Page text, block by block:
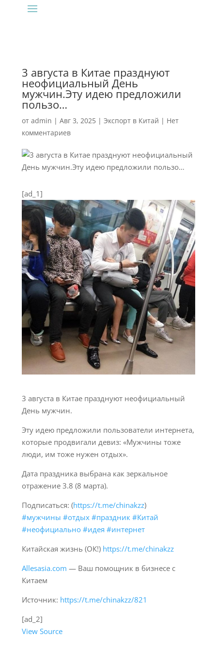
3 августа в Китае празднуют
неофициальный День
мужчин.Эту идею предложили
пользо…
от admin | Авг 3, 2025| Экспорт в Китай | Нет
комментариев
[ad_1]
3 августа в Китае празднуют неофициальный
День мужчин.
Эту идею предложили пользователи интернета,
которые продвигали девиз: «Мужчины тоже
люди, им тоже нужен отдых».
Дата праздника выбрана как зеркальное
отражение 3.8 (8 марта).
Подписаться: (https://t.me/chinakzz)
#мужчины #отдых #праздник #Китай
#неофициально #идея #интернет
Китайская жизнь (ОК!) https://t.me/chinakzz
Allesasia.com — Ваш помощник в бизнесе с
Китаем
Источник: https://t.me/chinakzz/821
[ad_2]
View Source